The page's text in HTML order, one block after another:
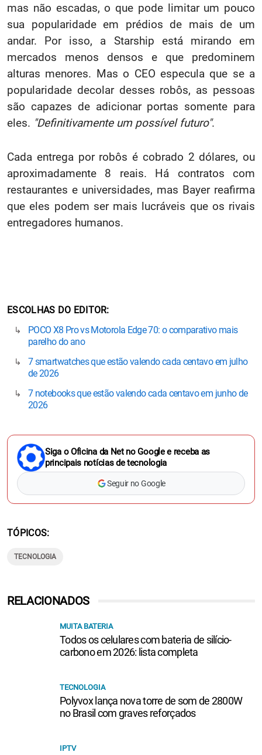
mas não escadas, o que pode limitar um pouco
sua popularidade em prédios de mais de um
andar. Por isso, a Starship está mirando em
mercados menos densos e que predominem
alturas menores. Mas o CEO especula que se a
popularidade decolar desses robôs, as pessoas
são capazes de adicionar portas somente para
eles. "Definitivamente um possível futuro".
Cada entrega por robôs é cobrado 2 dólares, ou
aproximadamente 8 reais. Há contratos com
restaurantes e universidades, mas Bayer reafirma
que eles podem ser mais lucráveis que os rivais
entregadores humanos.
ESCOLHAS DO EDITOR
POCO X8 Pro vs Motorola Edge 70: o comparativo mais
parelho do ano
7 smartwatches que estão valendo cada centavo em julho
de 2026
7 notebooks que estão valendo cada centavo em junho de
2026
Siga o Oficina da Net no Google e receba as
principais notícias de tecnologia
Seguir no Google
TÓPICOS
TECNOLOGIA
RELACIONADOS
MUITA BATERIA
Todos os celulares com bateria de silício-
carbono em 2026: lista completa
TECNOLOGIA
Polyvox lança nova torre de som de 2800W
no Brasil com graves reforçados
IPTV